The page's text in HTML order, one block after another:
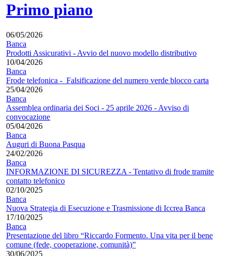
Primo piano
06/05/2026
Banca
Prodotti Assicurativi - Avvio del nuovo modello distributivo
10/04/2026
Banca
Frode telefonica - Falsificazione del numero verde blocco carta
25/04/2026
Banca
Assemblea ordinaria dei Soci - 25 aprile 2026 - Avviso di
convocazione
05/04/2026
Banca
Auguri di Buona Pasqua
24/02/2026
Banca
INFORMAZIONE DI SICUREZZA - Tentativo di frode tramite
contatto telefonico
02/10/2025
Banca
Nuova Strategia di Esecuzione e Trasmissione di Iccrea Banca
17/10/2025
Banca
Presentazione del libro “Riccardo Formento. Una vita per il bene
comune (fede, cooperazione, comunità)”
30/06/2025